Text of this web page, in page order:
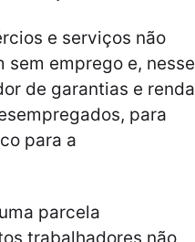
e serviços não
emprego e, nesse
de garantias e renda
para
para a
parcela